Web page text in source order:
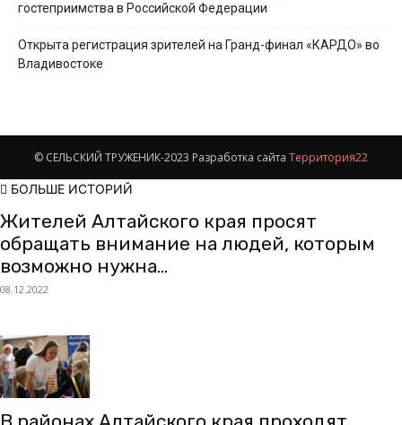
гостеприимства в Российской Федерации
Открыта регистрация зрителей на Гранд-финал «КАРДО» во
Владивостоке
© СЕЛЬСКИЙ ТРУЖЕНИК-2023 Разработка сайта Территория22
БОЛЬШЕ ИСТОРИЙ
Жителей Алтайского края просят
обращать внимание на людей, которым
возможно нужна...
08.12.2022